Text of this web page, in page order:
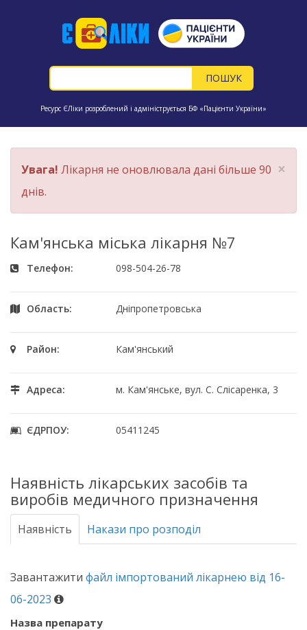
Ресурс ЄЛіки розроблений і адмініструється БФ «Пацієнти України»
×
Увага! Лікарня не оновлювала дані більше 90
днів.
Кам'янська міська лікарня №7
Телефон: 098-504-26-78
Область: Дніпропетровська
Район: Кам'янський
Адреса: м. Кам'янське, вул. С. Слісаренка, 3
ЄДРПОУ: 05411245
Наявність лікарських засобів та
виробів медичного призначення
Наявність Накази про розподіл
Завантажити файл імпортований лікарнею від 16-
06-2023
Назва препарату